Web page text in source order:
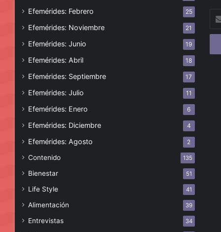
Efemérides: Febrero 25
Efemérides: Noviembre 21
Efemérides: Junio 19
Efemérides: Abril 18
Efemérides: Septiembre 17
Efemérides: Julio 11
Efemérides: Enero 6
Efemérides: Diciembre 4
Efemérides: Agosto 2
Contenido 135
Bienestar 51
Life Style 41
Alimentación 39
Entrevistas 34